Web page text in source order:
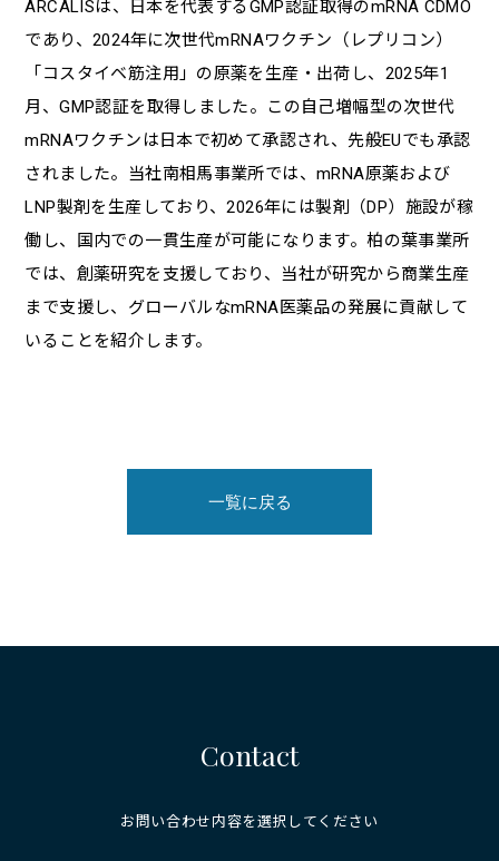
ARCALISは、日本を代表するGMP認証取得のmRNA CDMO
であり、2024年に次世代mRNAワクチン（レプリコン）
「コスタイベ筋注用」の原薬を生産・出荷し、2025年1
月、GMP認証を取得しました。この自己増幅型の次世代
mRNAワクチンは日本で初めて承認され、先般EUでも承認
されました。当社南相馬事業所では、mRNA原薬および
LNP製剤を生産しており、2026年には製剤（DP）施設が稼
働し、国内での一貫生産が可能になります。柏の葉事業所
では、創薬研究を支援しており、当社が研究から商業生産
まで支援し、グローバルなmRNA医薬品の発展に貢献して
いることを紹介します。
一覧に戻る
Contact
お問い合わせ内容を選択してください